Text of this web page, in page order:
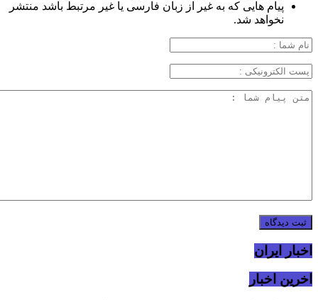
پیام هایی که به غیر از زبان فارسی یا غیر مرتبط باشد منتشر
نخواهد شد.
اخبار ایران
اخرین اخبار